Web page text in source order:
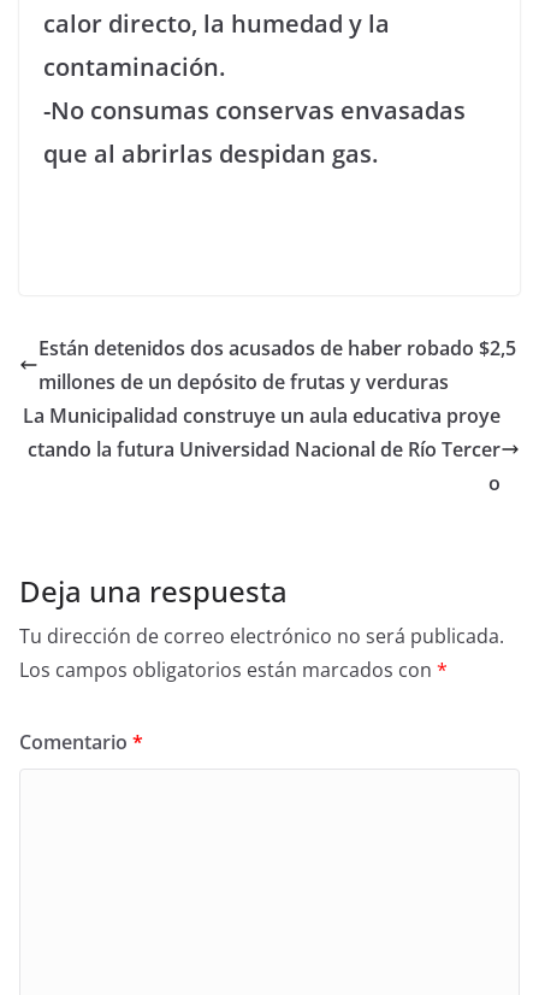
calor directo, la humedad y la
contaminación.
-No consumas conservas envasadas
que al abrirlas despidan gas.
Están detenidos dos acusados de haber robado $2,5
millones de un depósito de frutas y verduras
La Municipalidad construye un aula educativa proye
ctando la futura Universidad Nacional de Río Tercer
o
Deja una respuesta
Tu dirección de correo electrónico no será publicada.
Los campos obligatorios están marcados con *
Comentario *